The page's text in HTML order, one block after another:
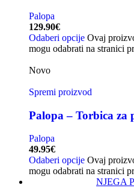
Palopa
129.90€
Odaberi opcije Ovaj
mogu odabrati na stranici
Novo
Spremi proizvod
Palopa – Torbica za
Palopa
49.95€
Odaberi opcije Ovaj
mogu odabrati na stranici
NJEGA